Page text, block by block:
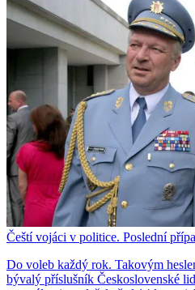
Čeští vojáci v politice. Poslední
Do voleb každý rok. Takovým
bývalý příslušník Československé